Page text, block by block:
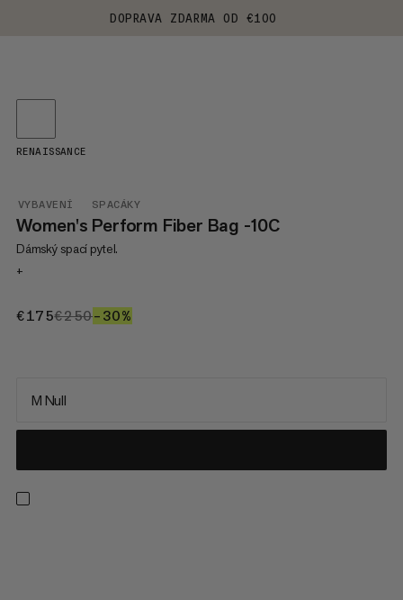
DOPRAVA ZDARMA OD €100
VYBAVENÍ SPACÁKY
Women's Perform Fiber Bag -10C
Dámský spací pytel.
+
€175€175
€250€250
–30%
RENAISSANCE
M Null